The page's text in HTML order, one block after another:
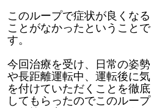
このループで症状が良くなる
ことがなかったということで
す。
今回治療を受け、日常の姿勢
や長距離運転中、運転後に気
を付けていただくことを徹底
してもらったのでこのループ